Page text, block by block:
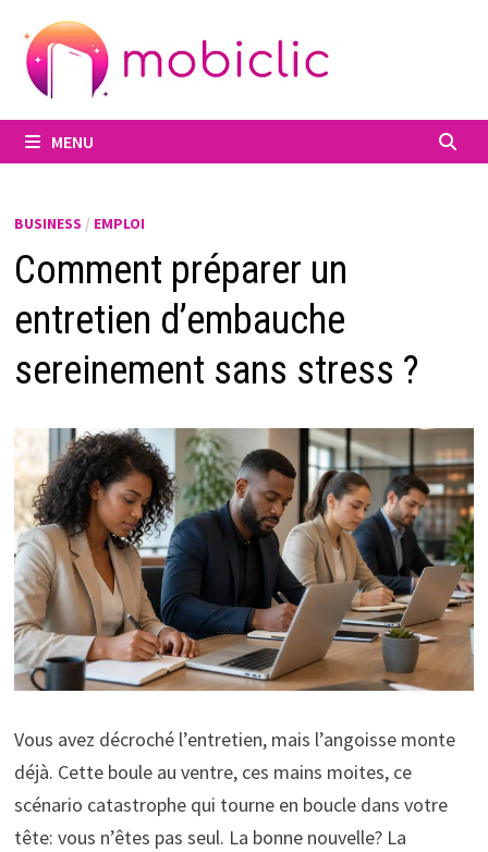
contenu
MENU
BUSINESS / EMPLOI
Comment préparer un
entretien d’embauche
sereinement sans stress ?
Vous avez décroché l’entretien, mais l’angoisse monte
déjà. Cette boule au ventre, ces mains moites, ce
scénario catastrophe qui tourne en boucle dans votre
tête: vous n’êtes pas seul. La bonne nouvelle? La